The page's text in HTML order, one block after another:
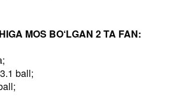
MOS BO‘LGAN 2 TA FAN:
ball;